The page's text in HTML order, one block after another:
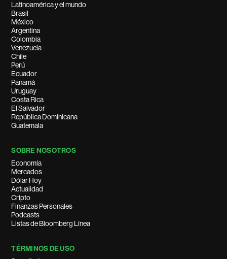
Latinoamérica y el mundo
Brasil
México
Argentina
Colombia
Venezuela
Chile
Perú
Ecuador
Panamá
Uruguay
Costa Rica
El Salvador
República Dominicana
Guatemala
SOBRE NOSOTROS
Economía
Mercados
Dólar Hoy
Actualidad
Cripto
Finanzas Personales
Podcasts
Listas de Bloomberg Línea
TÉRMINOS DE USO